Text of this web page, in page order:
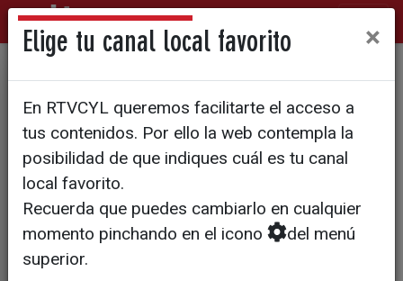
juguetes
'Rural Toys nace de la pasión'
El 90% de sus ventas se llevan a
cabo a través de su página Web
Los juguetes se fabrican en
Elige tu canal local favorito ×
En RTVCYL queremos facilitarte el acceso a
tus contenidos. Por ello la web contempla la
posibilidad de que indiques cuál es tu canal
local favorito.
Recuerda que puedes cambiarlo en cualquier
momento pinchando en el icono
del menú
superior.